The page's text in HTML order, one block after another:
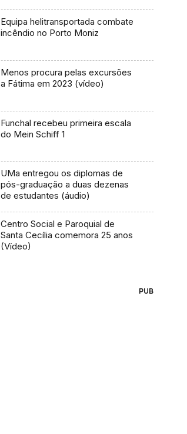
Equipa helitransportada combate
incêndio no Porto Moniz
Menos procura pelas excursões
a Fátima em 2023 (vídeo)
Funchal recebeu primeira escala
do Mein Schiff 1
UMa entregou os diplomas de
pós-graduação a duas dezenas
de estudantes (áudio)
Centro Social e Paroquial de
Santa Cecília comemora 25 anos
(Vídeo)
PUB